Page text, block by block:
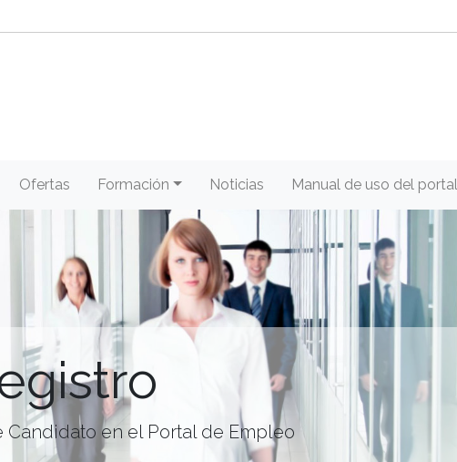
Ofertas Formación Noticias Manual de uso del portal
Candidato en el Portal de Empleo